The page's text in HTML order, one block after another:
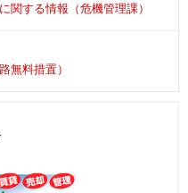
関する情報（危機管理課）
無料措置）